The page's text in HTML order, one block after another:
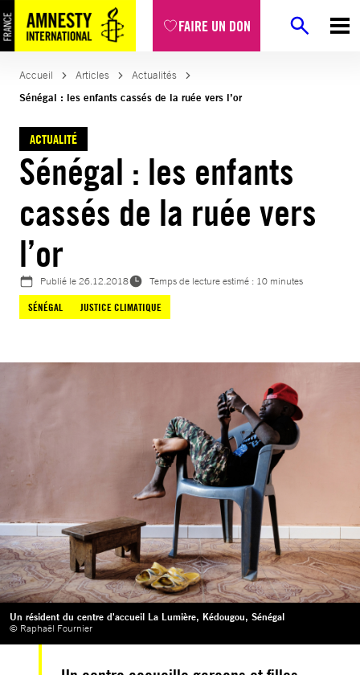
FAIRE UN DON
Aller
au
contenu
Accueil Articles
Actualités
Sénégal : les enfants cassés de la ruée vers l’or
ACTUALITÉ
Sénégal : les enfants
cassés de la ruée vers
l’or
Publié le26.12.2018
Temps de lecture estimé : 10 minutes
SÉNÉGAL
JUSTICE CLIMATIQUE
Un résident du centre d'accueil La Lumière, Kédougou, Sénégal
© Raphaël Fournier